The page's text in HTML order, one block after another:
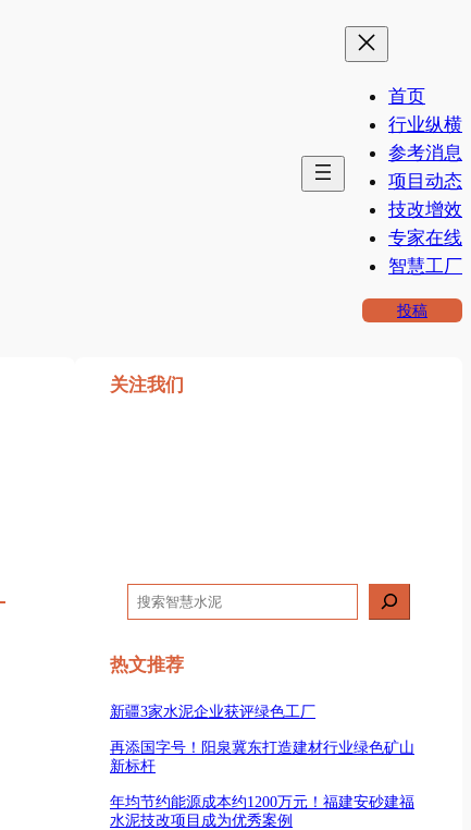
首页
行业纵横
参考消息
项目动态
技改增效
专家在线
智慧工厂
投稿
关注我们
搜
索
热文推荐
新疆3家水泥企业获评绿色工厂
再添国字号！阳泉冀东打造建材行业绿色矿山
新标杆
年均节约能源成本约1200万元！福建安砂建福
水泥技改项目成为优秀案例